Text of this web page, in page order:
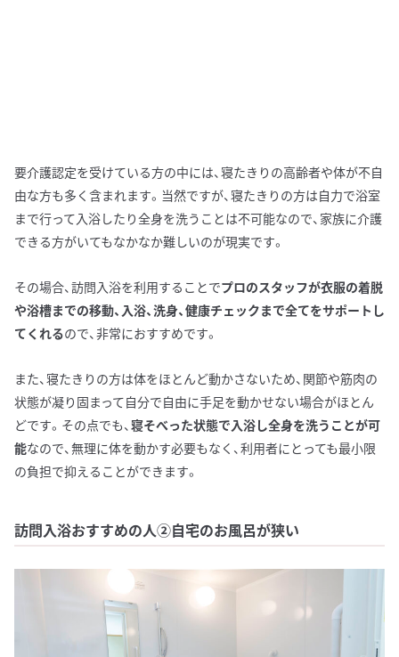
要介護認定を受けている方の中には、寝たきりの高齢者や体が不自
由な方も多く含まれます。当然ですが、寝たきりの方は自力で浴室
まで行って入浴したり全身を洗うことは不可能なので、家族に介護
できる方がいてもなかなか難しいのが現実です。
その場合、訪問入浴を利用することでプロのスタッフが衣服の着脱
や浴槽までの移動、入浴、洗身、健康チェックまで全てをサポートし
てくれるので、非常におすすめです。
また、寝たきりの方は体をほとんど動かさないため、関節や筋肉の
状態が凝り固まって自分で自由に手足を動かせない場合がほとん
どです。その点でも、寝そべった状態で入浴し全身を洗うことが可
能なので、無理に体を動かす必要もなく、利用者にとっても最小限
の負担で抑えることができます。
訪問入浴おすすめの人②自宅のお風呂が狭い